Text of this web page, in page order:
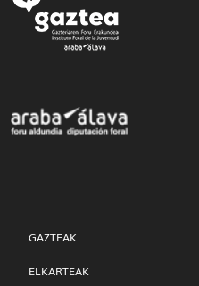
GAZTEAK
ELKARTEAK